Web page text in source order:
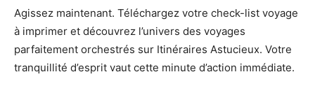
Agissez maintenant. Téléchargez votre check-list voyage
à imprimer et découvrez l’univers des voyages
parfaitement orchestrés sur Itinéraires Astucieux. Votre
tranquillité d’esprit vaut cette minute d’action immédiate.